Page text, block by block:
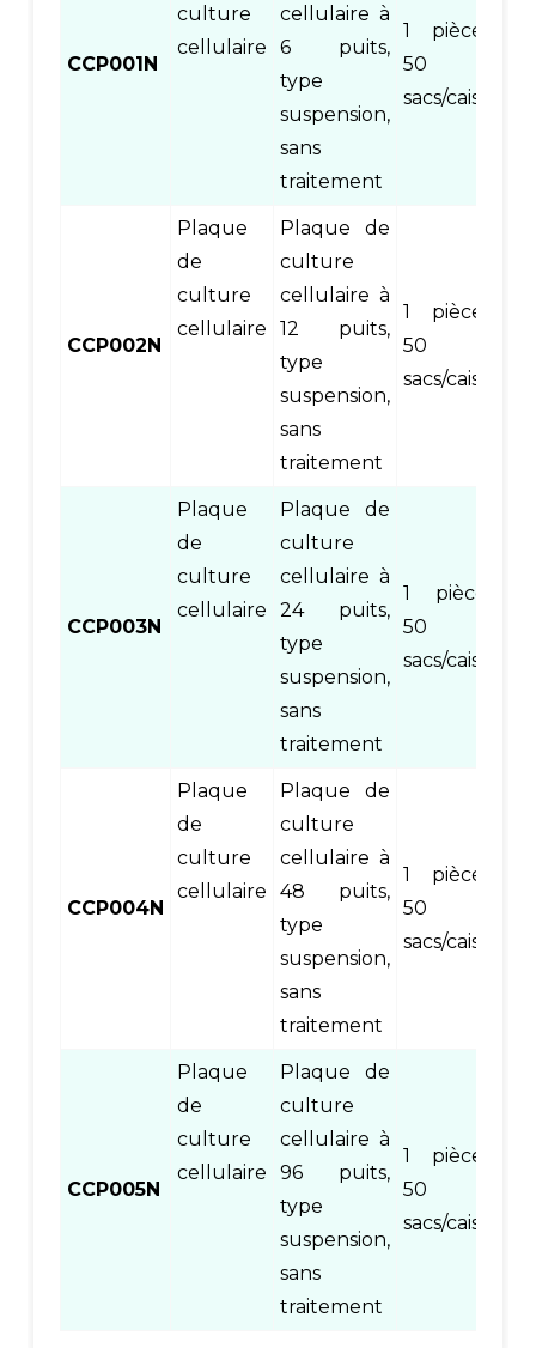
CCP001N
culture
cellulaire
cellulaire à
6 puits,
type
suspension,
sans
traitement
1 pièce/sac,
50
sacs/caisse
CCP002N
Plaque
de
culture
cellulaire
Plaque de
culture
cellulaire à
12 puits,
type
suspension,
sans
traitement
1 pièce/sac,
50
sacs/caisse
CCP003N
Plaque
de
culture
cellulaire
Plaque de
culture
cellulaire à
24 puits,
type
suspension,
sans
traitement
1 pièce/sac
50
sacs/caisse
CCP004N
Plaque
de
culture
cellulaire
Plaque de
culture
cellulaire à
48 puits,
type
suspension,
sans
traitement
1 pièce/sac,
50
sacs/caisse
CCP005N
Plaque
de
culture
cellulaire
Plaque de
culture
cellulaire à
96 puits,
type
suspension,
sans
traitement
1 pièce/sac,
50
sacs/caisse